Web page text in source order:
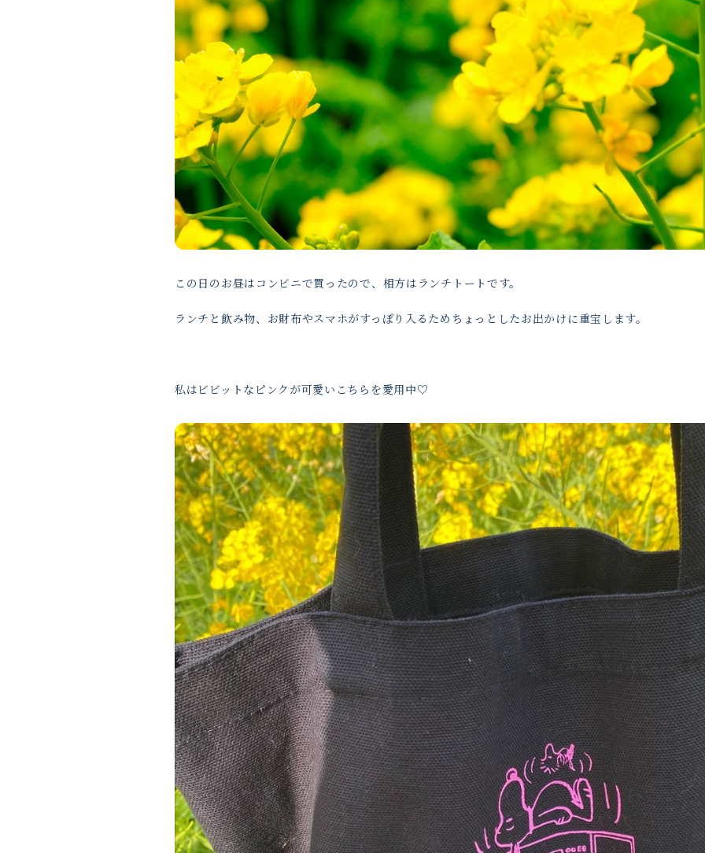
この日のお昼はコンビニで買ったので、相方はランチトートです。
ランチと飲み物、お財布やスマホがすっぽり入るためちょっとしたお出かけに重宝します。
私はビビットなピンクが可愛いこちらを愛用中♡